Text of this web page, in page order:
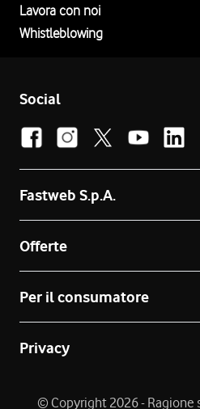
Lavora con noi
Whistleblowing
Social
Fastweb S.p.A.
Offerte
Per il consumatore
Privacy
© Copyright 2026 - Ragione